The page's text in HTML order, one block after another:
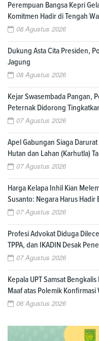
Perempuan Bangsa Kepri
Komitmen Hadir di Tengah
08 Agustus 2026
Dukung Asta Cita Presiden,
Jagung
08 Agustus 2026
Kejar Swasembada Pangan,
Peternak Didorong
07 Agustus 2026
Apel Gabungan Siaga
Hutan dan Lahan (Karhutla)
07 Agustus 2026
Harga Kelapa Inhil Kian
Susanto: Negara Harus Hadir
07 Agustus 2026
Profesi Advokat Diduga
TPPA, dan IKADIN Desak
07 Agustus 2026
Kepala UPT Samsat
Maaf atas Polemik Konfirmasi
06 Agustus 2026